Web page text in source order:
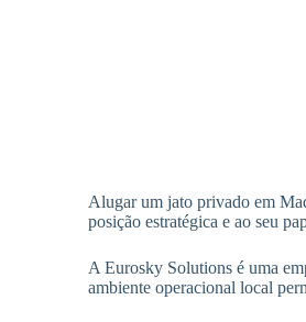
Alugar um jato privado em
posição estratégica e ao seu
A Eurosky Solutions é uma
ambiente operacional local